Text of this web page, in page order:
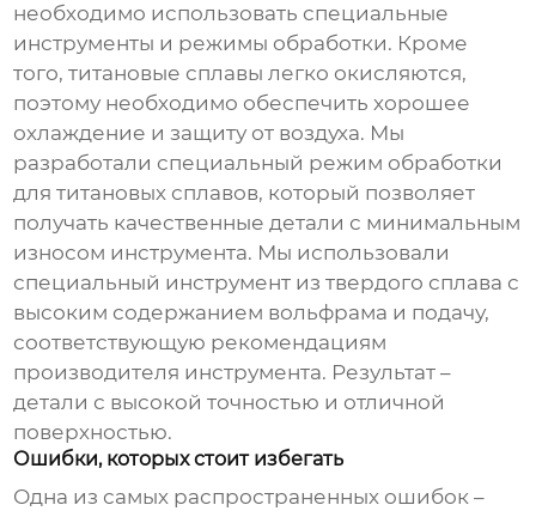
необходимо использовать специальные
инструменты и режимы обработки. Кроме
того, титановые сплавы легко окисляются,
поэтому необходимо обеспечить хорошее
охлаждение и защиту от воздуха. Мы
разработали специальный режим обработки
для титановых сплавов, который позволяет
получать качественные детали с минимальным
износом инструмента. Мы использовали
специальный инструмент из твердого сплава с
высоким содержанием вольфрама и подачу,
соответствующую рекомендациям
производителя инструмента. Результат –
детали с высокой точностью и отличной
поверхностью.
Ошибки, которых стоит избегать
Одна из самых распространенных ошибок –